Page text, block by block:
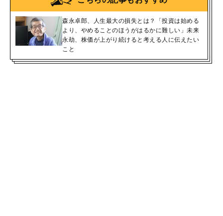
森永卓郎、人生最大の損失とは？「投資は始める
より、やめることのほうがはるかに難しい」未来
永劫、株価が上がり続けると考える人に伝えたい
こと